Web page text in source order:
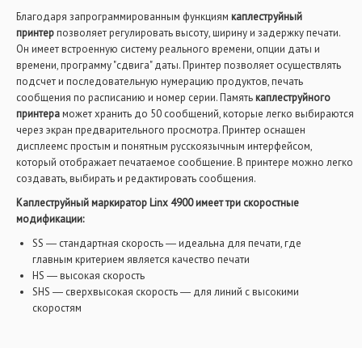
Благодаря запрограммированным функциям каплеструйный
принтерпозволяет регулировать высоту, ширину и задержку печати.
Он имеет встроенную систему реального времени, опции даты и
времени, программу "сдвига" даты. Принтер позволяет осуществлять
подсчет и последовательную нумерацию продуктов, печать
сообщения по расписанию и номер серии. Памятькаплеструйного
принтераможет хранить до 50 сообщений, которые легко выбираются
через экран предварительного просмотра. Принтер оснащен
дисплеемс простым и понятным русскоязычным интерфейсом,
который отображает печатаемое сообщение. В принтере можно легко
создавать, выбирать и редактировать сообщения.
Каплеструйный маркиратор Linx 4900 имеет три скоростные
модификации:
SS ― стандартная скорость ― идеальна для печати, где
главным критерием является качество печати
HS ― высокая скорость
SHS ― сверхвысокая скорость ― для линий с высокими
скоростям